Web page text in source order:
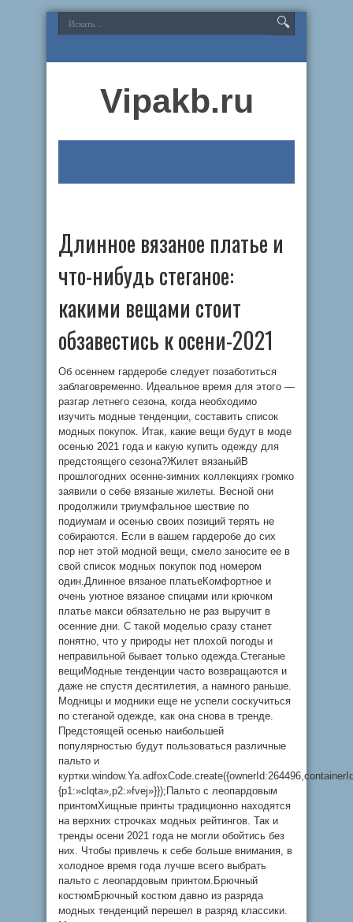
Vipakb.ru
Длинное вязаное платье и
что-нибудь стеганое:
какими вещами стоит
обзавестись к осени-2021
Об осеннем гардеробе следует позаботиться
заблаговременно. Идеальное время для этого —
разгар летнего сезона, когда необходимо
изучить модные тенденции, составить список
модных покупок. Итак, какие вещи будут в моде
осенью 2021 года и какую купить одежду для
предстоящего сезона?Жилет вязаныйВ
прошлогодних осенне-зимних коллекциях громко
заявили о себе вязаные жилеты. Весной они
продолжили триумфальное шествие по
подиумам и осенью своих позиций терять не
собираются. Если в вашем гардеробе до сих
пор нет этой модной вещи, смело заносите ее в
свой список модных покупок под номером
один.Длинное вязаное платьеКомфортное и
очень уютное вязаное спицами или крючком
платье макси обязательно не раз выручит в
осенние дни. С такой ​​моделью сразу станет
понятно, что у природы нет плохой погоды и
неправильной бывает только одежда.Стеганые
вещиМодные тенденции часто возвращаются и
даже не спустя десятилетия, а намного раньше.
Модницы и модники еще не успели соскучиться
по стеганой одежде, как она снова в тренде.
Предстоящей осенью наибольшей
популярностью будут пользоваться различные
пальто и
{p1:»clqta»,p2:»fvej»}});Пальто с леопардовым
принтомХищные принты традиционно находятся
на верхних строчках модных рейтингов. Так и
тренды осени 2021 года не могли обойтись без
них. Чтобы привлечь к себе больше внимания, в
холодное время года лучше всего выбрать
пальто с леопардовым принтом.Брючный
костюмБрючный костюм давно из разряда
модных тенденций перешел в разряд классики.